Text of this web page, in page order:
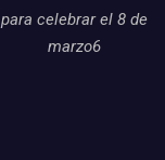
para celebrar el 8 de
marzo6